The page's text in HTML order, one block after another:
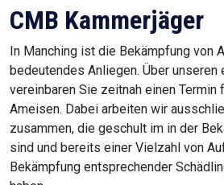
CMB Kammerjäger
In Manching ist die Bekämpfung von
bedeutendes Anliegen. Über unseren
vereinbaren Sie zeitnah einen Termin
Ameisen. Dabei arbeiten wir
zusammen, die geschult im in der
sind und bereits einer Vielzahl von
Bekämpfung entsprechender